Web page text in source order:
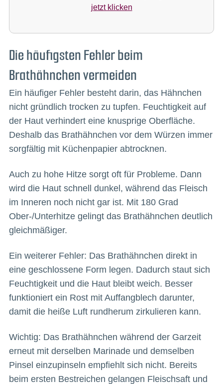
jetzt klicken
Die häufigsten Fehler beim
Brathähnchen vermeiden
Ein häufiger Fehler besteht darin, das Hähnchen
nicht gründlich trocken zu tupfen. Feuchtigkeit auf
der Haut verhindert eine knusprige Oberfläche.
Deshalb das Brathähnchen vor dem Würzen immer
sorgfältig mit Küchenpapier abtrocknen.
Auch zu hohe Hitze sorgt oft für Probleme. Dann
wird die Haut schnell dunkel, während das Fleisch
im Inneren noch nicht gar ist. Mit 180 Grad
Ober-/Unterhitze gelingt das Brathähnchen deutlich
gleichmäßiger.
Ein weiterer Fehler: Das Brathähnchen direkt in
eine geschlossene Form legen. Dadurch staut sich
Feuchtigkeit und die Haut bleibt weich. Besser
funktioniert ein Rost mit Auffangblech darunter,
damit die heiße Luft rundherum zirkulieren kann.
Wichtig: Das Brathähnchen während der Garzeit
erneut mit derselben Marinade und demselben
Pinsel einzupinseln empfiehlt sich nicht. Bereits
beim ersten Bestreichen gelangen Fleischsaft und